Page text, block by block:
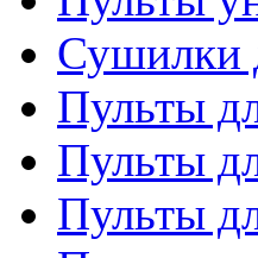
Сушилки
Пульты
Пульты
Пульты